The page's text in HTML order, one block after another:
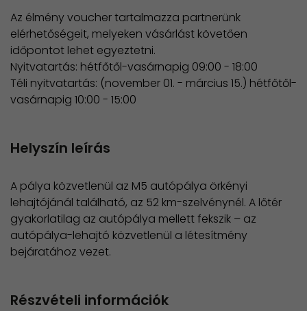
Az élmény voucher tartalmazza partnerünk
elérhetőségeit, melyeken vásárlást követően
időpontot lehet egyeztetni.
Nyitvatartás: hétfőtől-vasárnapig 09:00 - 18:00
Téli nyitvatartás: (november 01. - március 15.) hétfőtől-
vasárnapig 10:00 - 15:00
Helyszín leírás
A pálya közvetlenül az M5 autópálya örkényi
lehajtójánál található, az 52 km-szelvénynél. A lőtér
gyakorlatilag az autópálya mellett fekszik – az
autópálya-lehajtó közvetlenül a létesítmény
bejáratához vezet.
Részvételi információk